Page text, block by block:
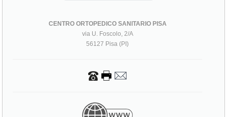
CENTRO ORTOPEDICO SANITARIO PISA
via U. Foscolo, 2/A
56127 Pisa (PI)